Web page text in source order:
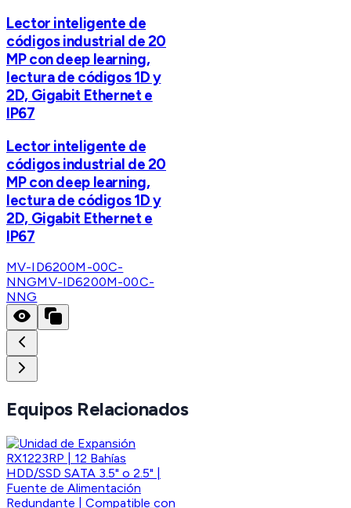
Lector inteligente de
códigos industrial de 20
MP con deep learning,
lectura de códigos 1D y
2D, Gigabit Ethernet e
IP67
Lector inteligente de
códigos industrial de 20
MP con deep learning,
lectura de códigos 1D y
2D, Gigabit Ethernet e
IP67
MV-ID6200M-00C-
NNGMV-ID6200M-00C-
NNG
Equipos Relacionados